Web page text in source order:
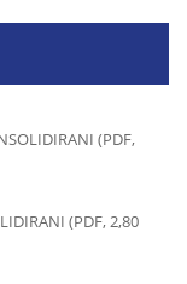
(PDF,
(PDF, 2,80